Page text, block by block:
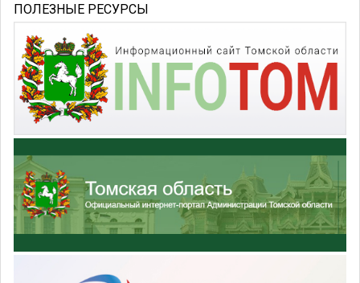
ПОЛЕЗНЫЕ РЕСУРСЫ